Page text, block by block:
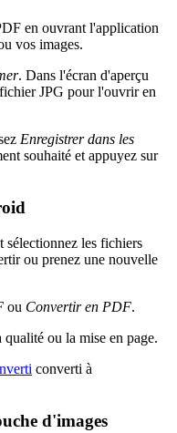
en ouvrant l'application
vos images.
. Dans l'écran d'aperçu
JPG pour l'ouvrir en
Enregistrer dans les
souhaité et appuyez sur
les fichiers
ou prenez une nouvelle
ou Convertir en PDF.
qualité ou la mise en page.
converti à
d'images